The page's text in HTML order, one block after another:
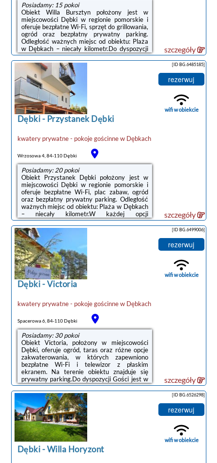
Posiadamy: 15 pokoi
Obiekt Willa Bursztyn położony jest w
miejscowości Dębki w regionie pomorskie i
oferuje bezpłatne Wi-Fi, sprzęt do grillowania,
ogród oraz bezpłatny prywatny parking.
Odległość ważnych miejsc od obiektu: Plaża
w Dębkach – niecały kilometr.Do dyspozycji
Gości jest w pełni wyposażona prywatna
łazienka z prysznicem i suszarką do
włosów.Okolica cieszy się popularnością
wśród miłośników trekkingu. Na terenie
obiektu Willa Bursztyn dostępny jest również
taras słoneczny.Odległość ważnych miejsc od
obiektu: Dworzec kolejowy – 50 km. Lotnisko
Lotnisko Gdańsk-Rębiechowo ...
szczegóły
Dębki- Przystanek Dębki
kwatery prywatne - pokoje gościnnew Dębkach
Wrzosowa 4, 84-110 Dębki
Posiadamy: 20 pokoi
Obiekt Przystanek Dębki położony jest w
miejscowości Dębki w regionie pomorskie i
oferuje bezpłatne Wi-Fi, plac zabaw, ogród
oraz bezpłatny prywatny parking. Odległość
ważnych miejsc od obiektu: Plaża w Dębkach
– niecały kilometr.W każdej opcji
zakwaterowania znajduje się kuchnia z
pełnym wyposażeniem, w tym lodówką, jak
również część wypoczynkowa z rozkładaną
sofą, telewizor z płaskim ekranem oraz
prywatna łazienka z prysznicem i suszarką do
włosów. Niektóre opcje zakwaterowania mają
taras lub balkon z widokiem na
ogród.Odległość ważnych miejsc od obiektu:
...
[ID BG.6485185]
rezerwuj
wifi w obiekcie
szczegóły
Dębki-Victoria
kwatery prywatne - pokoje gościnnew Dębkach
Spacerowa 6, 84-110 Dębki
Posiadamy: 30 pokoi
Obiekt Victoria, położony w miejscowości
Dębki, oferuje ogród, taras oraz różne opcje
zakwaterowania, w których zapewniono
bezpłatne Wi-Fi i telewizor z płaskim
ekranem. Na terenie obiektu znajduje się
prywatny parking.Do dyspozycji Gości jest w
pełni wyposażona prywatna łazienka z
prysznicem i suszarką do włosów.Odległość
ważnych miejsc od obiektu: Plaża w Dębkach
– niecały kilometr. Lotnisko Lotnisko Gdańsk-
Rębiechowo znajduje się 68 km od obiektu.
Goście mogą skorzystać z płatnego transferu
lotniskowego.Doba hotelowa od godziny
16:00 do 10:00.W obiekcie obowiązuje ...
[ID BG.6499006]
rezerwuj
wifi w obiekcie
szczegóły
Dębki-Willa Horyzont
[ID BG.6526298]
rezerwuj
wifi w obiekcie